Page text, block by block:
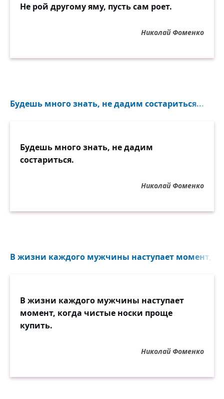
Не рой другому яму, пусть сам роет.
Николай Фоменко
Будешь много знать, не дадим состариться...
Будешь много знать, не дадим
состариться.
Николай Фоменко
В жизни каждого мужчины наступает момент,
В жизни каждого мужчины наступает
момент, когда чистые носки проще
купить.
Николай Фоменко